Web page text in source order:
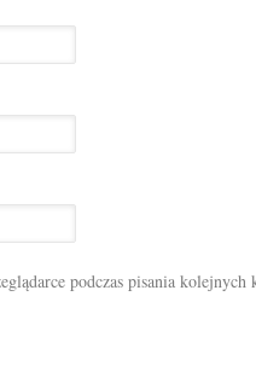
podczas pisania kolejnych